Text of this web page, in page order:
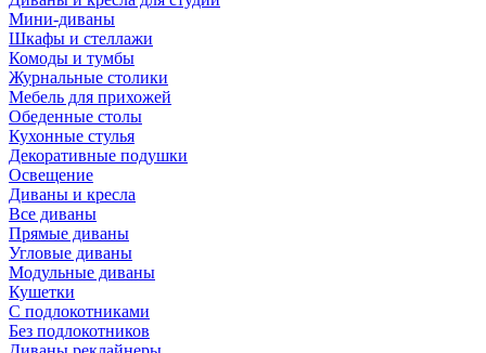
Мини-диваны
Шкафы и стеллажи
Комоды и тумбы
Журнальные столики
Мебель для прихожей
Обеденные столы
Кухонные стулья
Декоративные подушки
Освещение
Диваны и кресла
Все диваны
Прямые диваны
Угловые диваны
Модульные диваны
Кушетки
С подлокотниками
Без подлокотников